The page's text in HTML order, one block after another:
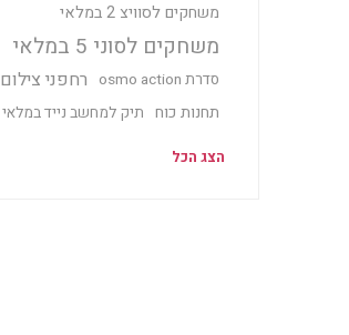
משחקים לסוויצ 2 במלאי
משחקים לסוני 5 במלאי
סדרת osmo action רחפני צילום
תחנות כוח תיק למחשב נייד במלאי
הצג הכל